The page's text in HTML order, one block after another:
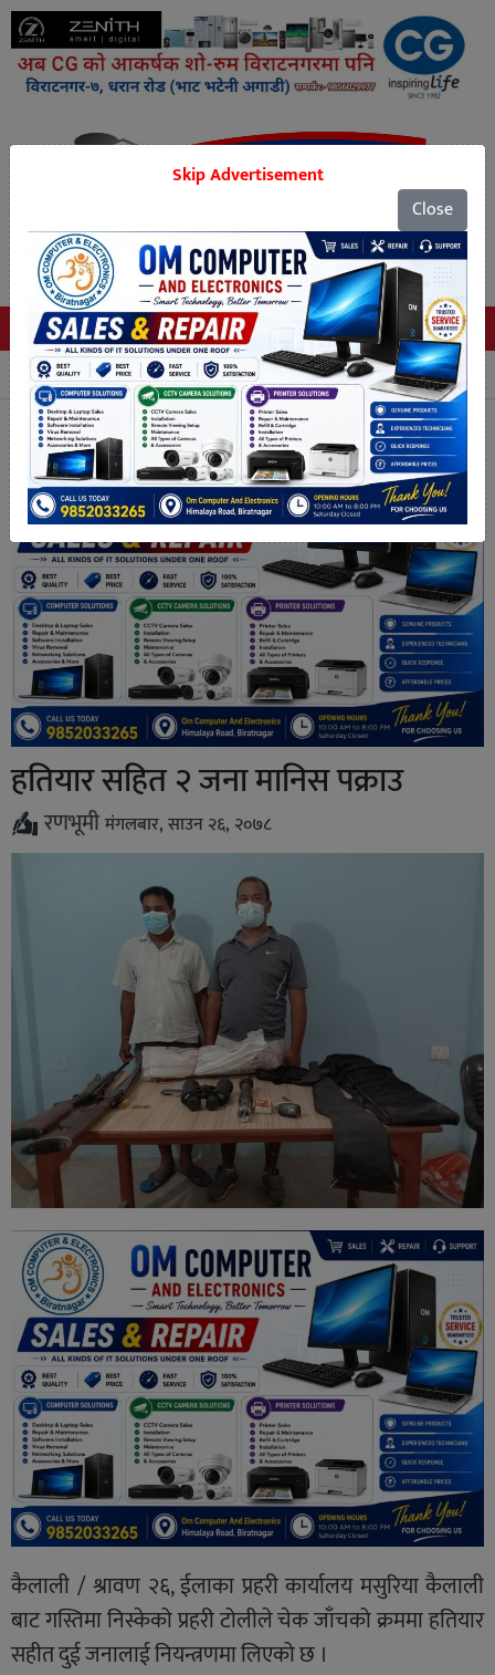
Tags
हतियार सहित २ जना मानिस पक्राउ
रणभूमीमंगलबार, साउन २६, २०७८
कैलाली / श्रावण २६, ईलाका प्रहरी कार्यालय मसुरिया कैलाली
बाट गस्तिमा निस्केको प्रहरी टोलीले चेक जाँचको क्रममा हतियार
सहीत दुई जनालाई नियन्त्रणमा लिएको छ ।
Skip Advertisement
Close